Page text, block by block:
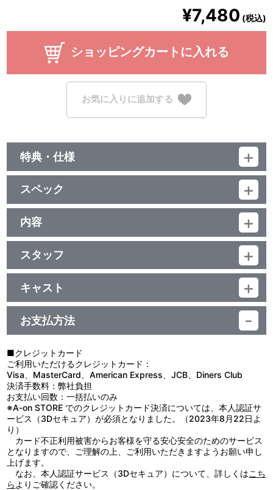
¥7,480 (税込)
ショッピングカートに入れる
お気に入りに追加する
特典・仕様
初回封入特典
ミニマグネットコレクション Type：エマ
特典
企画満載ライナーノート
映像特典
『クラスターE.A. 服飾学講座』（エマとベスビアによる特別講義映
像）、
2nd ノンテロップオープニング、2nd ノンテロップエンディン
グ、
2nd 初期放送版ノンテロップオープニング、店頭用プロモーショ
Extra 1「過去への旅」（TV放送7話）
映像特典
＜音声特典＞
第13話『オーディオコメンタリー』＜出演：木内秀信・井上 剛・
斎賀みつき＞
（第13話本編音声の別ストリームに木内秀信・井上 剛・斎賀みつ
きによるオーディオコメンタリーを収録）
スペック
品番：BCBA-2397
ジャンル：TVアニメ
（本編73分+映像特典36分）／ﾄﾄﾞﾙﾋﾞｰﾃﾞｼﾞﾀﾙ(ｽﾃﾚｵ)／片面2層／ｽﾀ
ﾝﾀﾞｰﾄﾞ
※第13話本編音声の別ｽﾄﾘｰﾑに木内秀信・井上 剛・斎賀みつきによ
るｵｰﾃﾞｨｵｺﾒﾝﾀﾘｰを収録｡／カラー／確109分／9巻
内容
制作年度：2005年
【3話収録】
■第12話「明日への風」
教団の大僧正ロベルトは、ルドウィヒに命じたある大儀の結果に
ついて探りを入れようと、彼のいる教会を極秘に訪れていた。そこ
に、クロムと別行動中のクロム団が、偶然手に入れた教団の書物を
届けに現れる。クラスターE.Ａ.では、生徒たちの中からも人造兵の
排斥を唱える声が上がり始めていた。その様子を見ながら、ベリル
めて己自身に問いかける。
■第13話「エマへの手紙」
グリアン軍に売り渡されてしまったアゲートは、ベスビアの狂気
を秘めた激しい尋問を受けていた。肉体は傷つきながらも心は純粋
なままのアゲートに、ベスビアは憎悪を募らせていく。一方、アゲ
ートの作業小屋で、エマは一人、学園を去ってしまったアゲートの
出生の秘密について考えを巡らせていた。そして、ふとしたきっか
けで、カールスが遺したエマ宛の手紙を発見することになる。
■第14話「クロムとアゲート」
ベスビアによって連行されたアゲートを救出する為、軍施設に単
身忍び込んだクロム。無事脱出はしたものの、二人に行く当てはな
い。ならばとアゲートはクロムを誘い歩き出す。二人が向かった場
所、それはカールスの実家だった。しかし屋敷に人気はなく、いず
スタッフ
第12話 脚本：野村祐一／演出：藤田陽一／絵コンテ：まついひと
ゆき／作画監督：高橋 晃
第13話 脚本：大野木 寛／演出：山本 恵／絵コンテ：西澤 晋／作
画監督：しんぼたくろう・高瀬健一
第14話 脚本：浅川美也／演出：鳥羽 聡／絵コンテ：須永 司／作
画監督：高橋 晃
企画：サンライズ／原作：矢立 肇／監督：池田 成／キャラクター
デザイン：菱沼義仁／メカニカルデザイン：山根公利／メインキャ
ラクター原案：小松田わん（白泉社）／美術監督：小川由紀子／色
彩設計：片山由美子・赤間三佐子／撮影監督：老平 英／編集：野尻
由紀子／音響監督：木村絵理子／音楽：根岸貴幸／OPテーマ「FLY
HIGH」：surface（Sony Music Records）／EDテーマ「君という
名の光」：下野 紘・福山 潤・岸尾大輔・吉野裕行（MusicRay’n）
／制作：サンライズ／製作：サンライズ・バンダイビジュアル 他
キャスト
アゲート・フローライト：下野 紘／ベリル・ジャスパー：福山 潤
／フォン・アイナ・サルファー：岸尾大輔／クロム：吉野裕行／エ
マタイト・ラムスベック：木内秀信／カルセドニー・レニエル：井
央／クロム団２号：鈴木千尋／クロム団３号：鈴木正和 他
お支払方法
■クレジットカード
ご利用いただけるクレジットカード：
Visa、MasterCard、American Express、JCB、Diners Club
決済手数料：弊社負担
お支払い回数：一括払いのみ
※A-on STORE でのクレジットカード決済については、本人認証サ
ービス（3Dセキュア）が必須となりました。（2023年8月22日よ
り）
カード不正利用被害からお客様を守る安心安全のためのサービス
となりますので、ご理解の上、ご利用いただきますようお願い申し
上げます。
なお、本人認証サービス（3Dセキュア）について、詳しくはこち
ら よりご確認ください。